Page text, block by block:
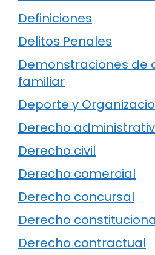
Definiciones
Delitos Penales
Demonstraciones de
familiar
Deporte y
Derecho
Derecho civil
Derecho comercial
Derecho concursal
Derecho
Derecho contractual